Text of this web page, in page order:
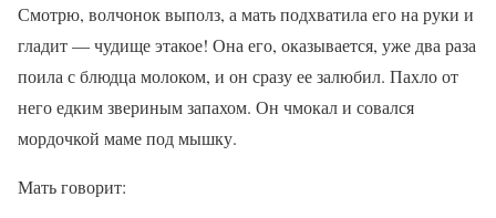
Смотрю, волчонок выполз, а мать подхватила его на руки и
гладит — чудище этакое! Она его, оказывается, уже два раза
поила с блюдца молоком, и он сразу ее залюбил. Пахло от
него едким звериным запахом. Он чмокал и совался
мордочкой маме под мышку.
Мать говорит: